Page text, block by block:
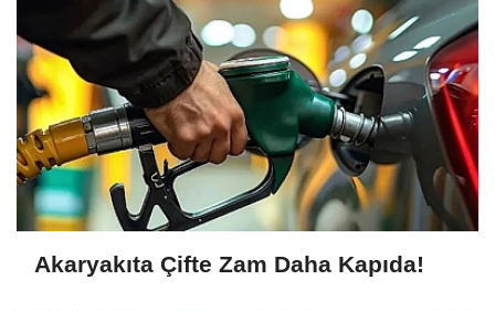
Akaryakıta Çifte Zam Daha Kapıda!